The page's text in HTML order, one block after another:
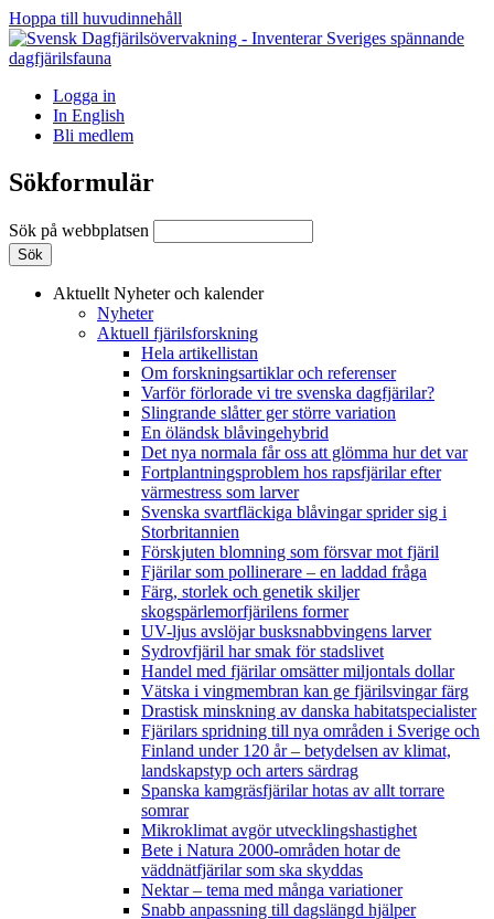
Hoppa till huvudinnehåll
Logga in
In English
Bli medlem
Sökformulär
Sök på webbplatsen
Aktuellt Nyheter och kalender
Nyheter
Aktuell fjärilsforskning
Hela artikellistan
Om forskningsartiklar och referenser
Varför förlorade vi tre svenska dagfjärilar?
Slingrande slåtter ger större variation
En öländsk blåvingehybrid
Det nya normala får oss att glömma hur det var
Fortplantningsproblem hos rapsfjärilar efter
värmestress som larver
Svenska svartfläckiga blåvingar sprider sig i
Storbritannien
Förskjuten blomning som försvar mot fjäril
Fjärilar som pollinerare – en laddad fråga
Färg, storlek och genetik skiljer
skogspärlemorfjärilens former
UV-ljus avslöjar busksnabbvingens larver
Sydrovfjäril har smak för stadslivet
Handel med fjärilar omsätter miljontals dollar
Vätska i vingmembran kan ge fjärilsvingar färg
Drastisk minskning av danska habitatspecialister
Fjärilars spridning till nya områden i Sverige och
Finland under 120 år– betydelsen av klimat,
landskapstyp och arters särdrag
Spanska kamgräsfjärilar hotas av allt torrare
somrar
Mikroklimat avgör utvecklingshastighet
Bete i Natura 2000-områden hotar de
väddnätfjärilar som ska skyddas
Nektar – tema med många variationer
Snabb anpassning till dagslängd hjälper